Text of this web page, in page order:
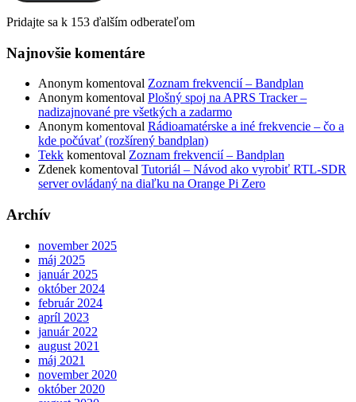
Pridajte sa k 153 ďalším odberateľom
Najnovšie komentáre
Anonym komentoval Zoznam frekvencií – Bandplan
Anonym komentoval Plošný spoj na APRS Tracker –
nadizajnované pre všetkých a zadarmo
Anonym komentoval Rádioamatérske a iné frekvencie – čo a
kde počúvať (rozšírený bandplan)
Tekk komentoval Zoznam frekvencií – Bandplan
Zdenek komentoval Tutoriál – Návod ako vyrobiť RTL-SDR
server ovládaný na diaľku na Orange Pi Zero
Archív
november 2025
máj 2025
január 2025
október 2024
február 2024
apríl 2023
január 2022
august 2021
máj 2021
november 2020
október 2020